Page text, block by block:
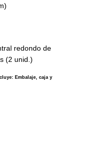
redondo de
(2 unid.)
Embalaje, caja y